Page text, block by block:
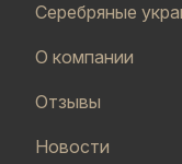
Серебряные
О компании
Отзывы
Новости